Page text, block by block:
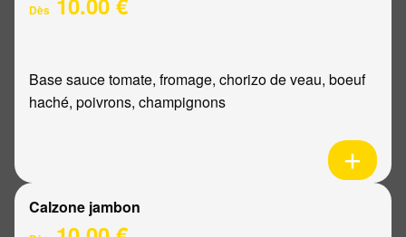
Dès
Base sauce tomate, fromage, chorizo de veau, boeuf
haché, poivrons, champignons
Calzone jambon